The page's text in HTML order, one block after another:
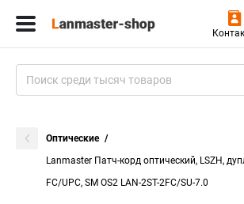
Оптические
Lanmaster Патч-корд оптический, LSZH,
FC/UPC, SM OS2 LAN-2ST-2FC/SU-7.0